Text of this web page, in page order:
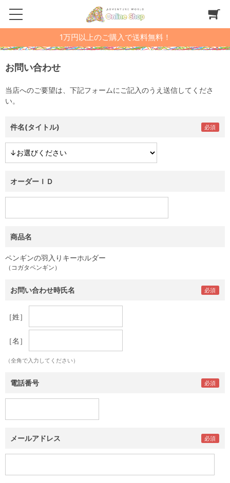
1万円以上のご購入で送料無料！
お問い合わせ
当店へのご要望は、下記フォームにご記入のうえ送信してくださ
い。
件名(タイトル)
オーダーＩＤ
商品名
ペンギンの羽入りキーホルダー
（コガタペンギン）
お問い合わせ時氏名
［姓］
［名］
（全角で入力してください）
電話番号
メールアドレス